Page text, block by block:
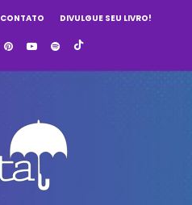
CONTATO DIVULGUE SEU LIVRO!